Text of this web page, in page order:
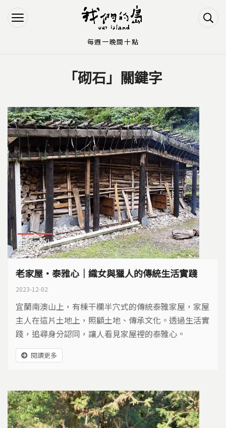
Jump to Navigation
Jump to Main content
「砌石」關鍵字
生活 文化
老家屋‧泰雅心｜織女與獵人的傳統生活實踐
2023-12-02
宜蘭南澳山上，有棟干欄半穴式的傳統泰雅家屋，家屋
主人在這片土地上，照顧土地、傳承文化。透過生活實
踐，追尋身分認同，讓人看見家屋裡的泰雅心。
閱讀更多
每週一晚間十點